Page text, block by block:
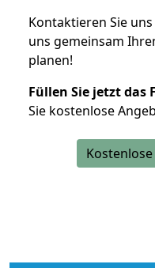
Kontaktieren Sie
uns gemeinsam
planen!
Füllen Sie jetzt das
Sie kostenlose